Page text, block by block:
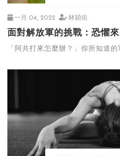
一月 04, 2022 林穎佑
面對解放軍的挑戰：恐懼
「阿共打來怎麼辦？」你所知道